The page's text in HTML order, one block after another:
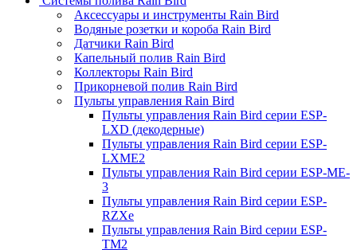
Аксессуары и инструменты Rain Bird
Водяные розетки и короба Rain Bird
Датчики Rain Bird
Капельный полив Rain Bird
Коллекторы Rain Bird
Прикорневой полив Rain Bird
Пульты управления Rain Bird
Пульты управления Rain Bird серии ESP-
LXD (декодерные)
Пульты управления Rain Bird серии ESP-
LXME2
Пульты управления Rain Bird серии ESP-ME-
3
Пульты управления Rain Bird серии ESP-
RZXe
Пульты управления Rain Bird серии ESP-
TM2